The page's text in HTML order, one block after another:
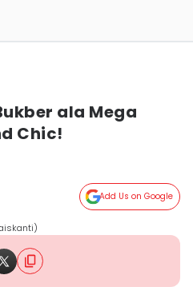
ala Mega
Chic!
Add Us on Google